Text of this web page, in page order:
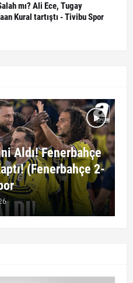
mı? Ali Ece, Tugay
Kural tartıştı - Tivibu Spor
Aldı! Fenerbahçe
(Fenerbahçe 2-